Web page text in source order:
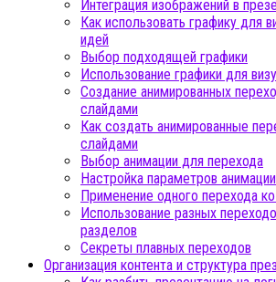
Интеграция изображений в
Как использовать графику для
идей
Выбор подходящей графики
Использование графики для
Создание анимированных
слайдами
Как создать анимированные
слайдами
Выбор анимации для перехода
Настройка параметров анимации
Применение одного перехода
Использование разных
разделов
Секреты плавных переходов
Организация контента и структура